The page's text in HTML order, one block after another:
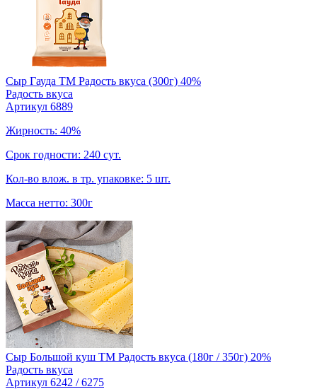
Сыр Гауда TM Радость вкуса (300г) 40%
Радость вкуса
Артикул 6889
Жирность: 40%
Срок годности: 240 сут.
Кол-во влож. в тр. упаковке: 5 шт.
Масса нетто: 300г
Сыр Большой куш ТМ Радость вкуса (180г / 350г) 20%
Радость вкуса
Артикул 6242 / 6275